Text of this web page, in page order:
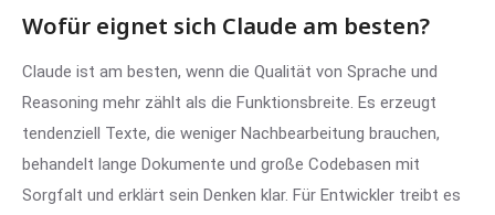
Wofür eignet sich Claude am besten?
Claude ist am besten, wenn die Qualität von Sprache und
Reasoning mehr zählt als die Funktionsbreite. Es erzeugt
tendenziell Texte, die weniger Nachbearbeitung brauchen,
behandelt lange Dokumente und große Codebasen mit
Sorgfalt und erklärt sein Denken klar. Für Entwickler treibt es